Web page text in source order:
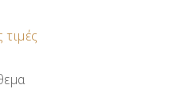
τιμές